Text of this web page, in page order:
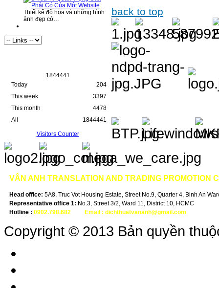
Thiết kế đồ họa và những hình
ảnh đẹp có…
1844441
Today
This week
This month
All
204
3397
4478
1844441
Visitors Counter
back to top
VÂN ANH TRANSLATION AND TRADING PROMOTION
Head office: 5A8, Truc Vot Housing Estate, Street No.9, Quarter 4, Binh An
Representative office 1: No.3, Street 3/2, Ward 11, District 10, HCMC
Hotline : 0902.798.682 Email : dichthuatvananh@gmail.com
Copyright © 2013 Bản quyền